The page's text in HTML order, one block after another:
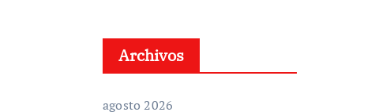
Archivos
agosto 2026